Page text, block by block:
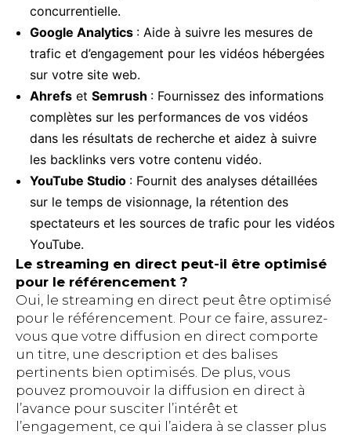
concurrentielle.
Google Analytics : Aide à suivre les mesures de
trafic et d’engagement pour les vidéos hébergées
sur votre site web.
Ahrefs et Semrush : Fournissez des informations
complètes sur les performances de vos vidéos
dans les résultats de recherche et aidez à suivre
les backlinks vers votre contenu vidéo.
YouTube Studio : Fournit des analyses détaillées
sur le temps de visionnage, la rétention des
spectateurs et les sources de trafic pour les vidéos
YouTube.
Le streaming en direct peut-il être optimisé
pour le référencement ?
Oui, le streaming en direct peut être optimisé
pour le référencement. Pour ce faire, assurez-
vous que votre diffusion en direct comporte
un titre, une description et des balises
pertinents bien optimisés. De plus, vous
pouvez promouvoir la diffusion en direct à
l’avance pour susciter l’intérêt et
l’engagement, ce qui l’aidera à se classer plus